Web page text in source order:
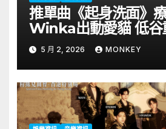
推單曲《起身洗面》
Winka出動愛貓 低谷
5 月 2, 2026 MONKEY